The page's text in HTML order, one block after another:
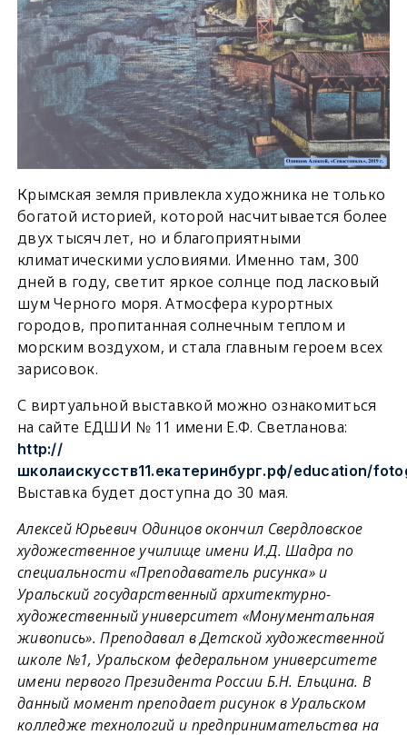
Крымская земля привлекла художника не только
богатой историей, которой насчитывается более
двух тысяч лет, но и благоприятными
климатическими условиями. Именно там, 300
дней в году, светит яркое солнце под ласковый
шум Черного моря. Атмосфера курортных
городов, пропитанная солнечным теплом и
морским воздухом, и стала главным героем всех
зарисовок.
С виртуальной выставкой можно ознакомиться
на сайте ЕДШИ № 11 имени Е.Ф. Светланова:
http://
школаискусств11.екатеринбург.рф/education/
Выставка будет доступна до 30 мая.
Алексей Юрьевич Одинцов окончил Свердловское
художественное училище имени И.Д. Шадра по
специальности «Преподаватель рисунка» и
Уральский государственный архитектурно-
художественный университет «Монументальная
живопись». Преподавал в Детской художественной
школе №1, Уральском федеральном университете
имени первого Президента России Б.Н. Ельцина. В
данный момент преподает рисунок в Уральском
колледже технологий и предпринимательства на